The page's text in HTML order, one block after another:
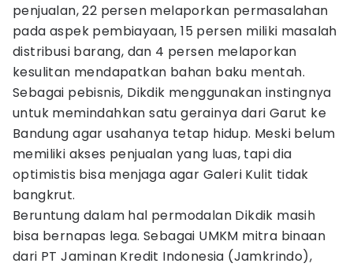
penjualan, 22 persen melaporkan permasalahan
pada aspek pembiayaan, 15 persen miliki masalah
distribusi barang, dan 4 persen melaporkan
kesulitan mendapatkan bahan baku mentah.
Sebagai pebisnis, Dikdik menggunakan instingnya
untuk memindahkan satu gerainya dari Garut ke
Bandung agar usahanya tetap hidup. Meski belum
memiliki akses penjualan yang luas, tapi dia
optimistis bisa menjaga agar Galeri Kulit tidak
bangkrut.
Beruntung dalam hal permodalan Dikdik masih
bisa bernapas lega. Sebagai UMKM mitra binaan
dari PT Jaminan Kredit Indonesia (Jamkrindo),